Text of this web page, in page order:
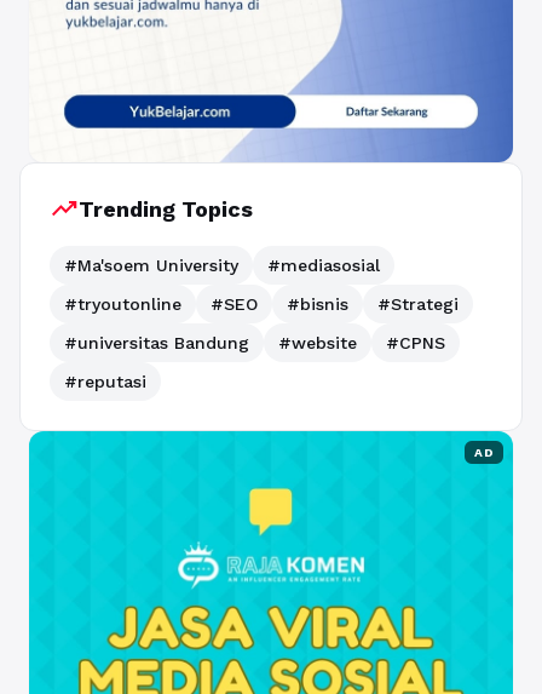
trending_upTrending Topics
#Ma'soem University
#mediasosial
#tryoutonline
#SEO #bisnis
#Strategi
#universitas Bandung
#website
#CPNS
#reputasi
AD